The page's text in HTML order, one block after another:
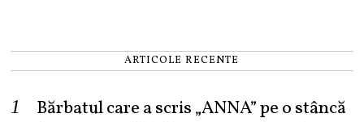
ARTICOLE RECENTE
Bărbatul care a scris „ANNA” pe o stâncă